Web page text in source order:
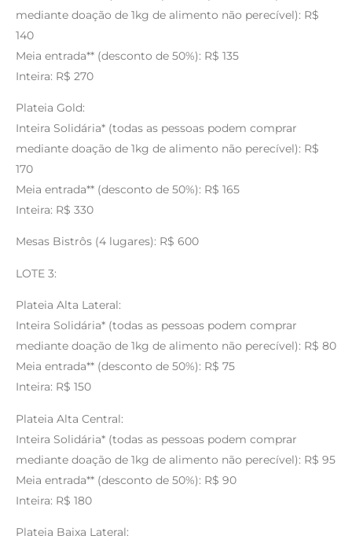
mediante doação de 1kg de alimento não perecível): R$
140
Meia entrada** (desconto de 50%): R$ 135
Inteira: R$ 270
Plateia Gold:
Inteira Solidária* (todas as pessoas podem comprar
mediante doação de 1kg de alimento não perecível): R$
170
Meia entrada** (desconto de 50%): R$ 165
Inteira: R$ 330
Mesas Bistrôs (4 lugares): R$ 600
LOTE 3:
Plateia Alta Lateral:
Inteira Solidária* (todas as pessoas podem comprar
mediante doação de 1kg de alimento não perecível): R$ 80
Meia entrada** (desconto de 50%): R$ 75
Inteira: R$ 150
Plateia Alta Central:
Inteira Solidária* (todas as pessoas podem comprar
mediante doação de 1kg de alimento não perecível): R$ 95
Meia entrada** (desconto de 50%): R$ 90
Inteira: R$ 180
Plateia Baixa Lateral: